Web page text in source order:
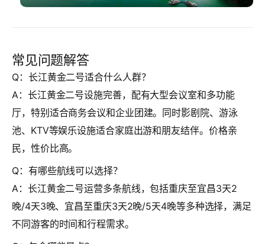
常见问题解答
Q：长江黄金二号适合什么人群？
A：长江黄金二号设施完善，配有大型会议室和多功能
厅，特别适合商务会议和企业团建。同时影剧院、游泳
池、KTV等娱乐设施适合家庭出游和朋友结伴。价格亲
民，性价比高。
Q：有哪些航线可以选择？
A：长江黄金二号运营多条航线，包括重庆至宜昌3天2
晚/4天3晚、宜昌至重庆3天2晚/5天4晚等多种选择，满足
不同游客的时间和行程需求。